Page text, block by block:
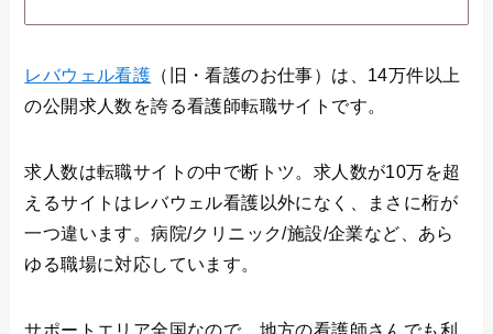
レバウェル看護 （旧・看護のお仕事）は、14万件以上
の公開求人数を誇る看護師転職サイトです。
求人数は転職サイトの中で断トツ。求人数が10万を超
えるサイトはレバウェル看護以外になく、まさに桁が
一つ違います。病院/クリニック/施設/企業など、あら
ゆる職場に対応しています。